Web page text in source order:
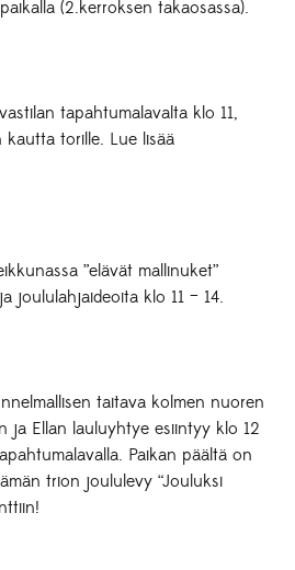
(2.kerroksen takaosassa).
tapahtumalavalta klo 11,
kautta torille. Lue lisää
”elävät mallinuket”
joululahjaideoita klo 11 – 14.
taitava kolmen nuoren
ja Ellan lauluyhtye esiintyy klo 12
Paikan päältä on
trion joululevy “Jouluksi